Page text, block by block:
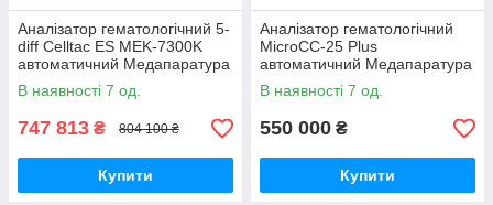
Аналізатор гематологічний 5-
diff Celltac ES MEK-7300K
автоматичний Медапаратура
В наявності 7 од.
747 813 ₴ 804 100 ₴
Купити
Аналізатор гематологічний
MicroCC-25 Plus
автоматичний Медапаратура
В наявності 7 од.
550 000 ₴
Купити